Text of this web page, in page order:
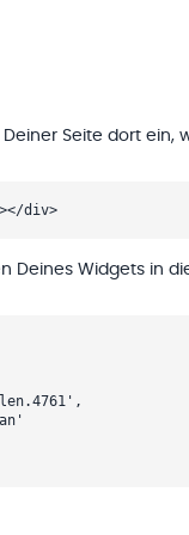
Seite dort ein,
div>
Deines Widgets in